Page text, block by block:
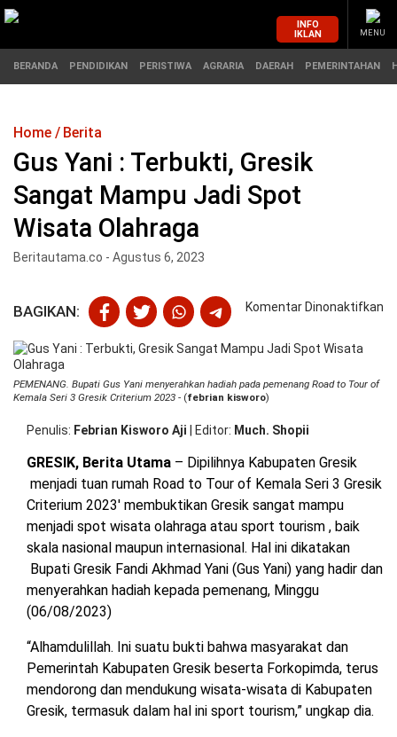
MASUK
BERANDA
PERISTIWA
PEMERINTAHAN
PENDIDIKAN
HUKUM
PENDIDIKAN
BERITABARU.CO
KABARBARU.CO
SERIKATNEWS.COM
PEWARTANUSANTARA.COM
LANGGAR.CO
JOBNAS.COM
SURAU.CO
REDAKSI
TENTANG
KAMI
KERJASAMA
PEDOMAN
MEDIA
CYBER
INFO
IKLAN
MENU
BERANDA PENDIDIKAN PERISTIWA AGRARIA DAERAH PEMERINTAHAN
Home Berita
Gus Yani : Terbukti, Gresik
Sangat Mampu Jadi Spot
Wisata Olahraga
Beritautama.co - Agustus 6, 2023
BAGIKAN: Komentar Dinonaktifkan
PEMENANG. Bupati Gus Yani menyerahkan hadiah pada pemenang Road to Tour of
Kemala Seri 3 Gresik Criterium 2023 - (febrian kisworo)
Penulis Febrian Kisworo Aji Editor Much. Shopii
GRESIK, Berita Utama – Dipilihnya Kabupaten Gresik
menjadi tuan rumah Road to Tour of Kemala Seri 3 Gresik
Criterium 2023′ membuktikan Gresik sangat mampu
menjadi spot wisata olahraga atau sport tourism , baik
skala nasional maupun internasional. Hal ini dikatakan
Bupati Gresik Fandi Akhmad Yani (Gus Yani) yang hadir dan
menyerahkan hadiah kepada pemenang, Minggu
(06/08/2023)
“Alhamdulillah. Ini suatu bukti bahwa masyarakat dan
Pemerintah Kabupaten Gresik beserta Forkopimda, terus
mendorong dan mendukung wisata-wisata di Kabupaten
Gresik, termasuk dalam hal ini sport tourism,” ungkap dia.